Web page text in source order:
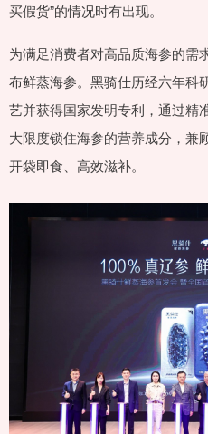
买假货”的情况时有出现。
为满足消费者对高品质海参的需
布鲜蒸海参。黑骑仕历经六年科
艺并获得国家发明专利，通过精
大限度锁住海参的营养成分，兼
开袋即食、高效滋补。